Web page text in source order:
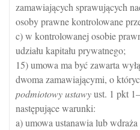
zamawiających sprawujących
osoby prawne kontrolowane
c) w kontrolowanej osobie
udziału kapitału prywatnego;
15) umowa ma być zawarta
dwoma zamawiającymi, o
podmiotowy ustawyust. 1 pkt
następujące warunki:
a) umowa ustanawia lub